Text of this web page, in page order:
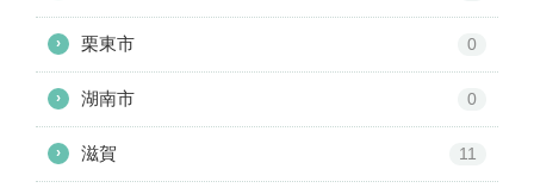
› 栗東市 0
› 湖南市 0
› 滋賀 11